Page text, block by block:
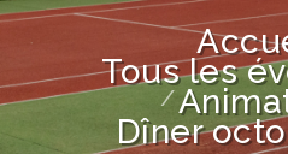
Tous les
Dîner